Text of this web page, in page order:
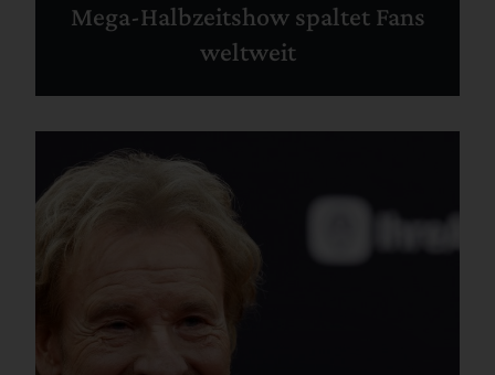
Mega-Halbzeitshow spaltet Fans
weltweit